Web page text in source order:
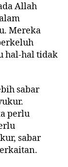
Allah
Mereka
hal-hal tidak
sabar
perlu
sabar